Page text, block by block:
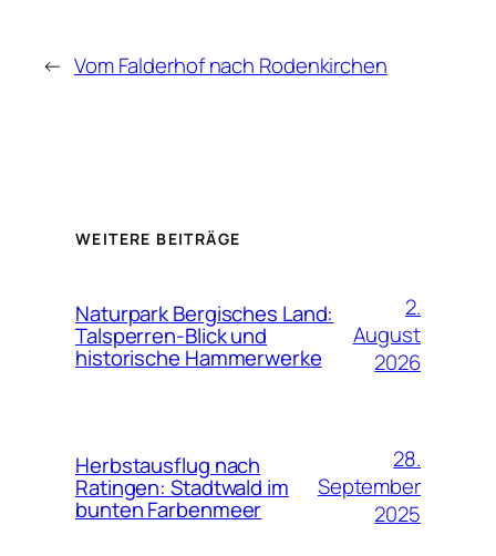
← Vom Falderhof nach Rodenkirchen
WEITERE BEITRÄGE
Naturpark Bergisches Land:
Talsperren-Blick und
historische Hammerwerke
2.
August
2026
Herbstausflug nach
Ratingen: Stadtwald im
bunten Farbenmeer
28.
September
2025